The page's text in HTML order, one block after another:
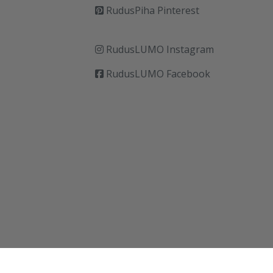
RudusPiha Pinterest
RudusLUMO Instagram
RudusLUMO Facebook